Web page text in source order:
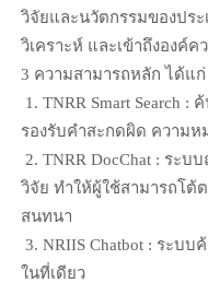
วิจัยและนวัตกรรมของปร
วิเคราะห์ และเข้าถึงองค์
3 ความสามารถหลัก ได้แก่
1. TNRR Smart Search
รองรับคำสะกดผิด ความห
2. TNRR DocChat : ระ
วิจัย ทำให้ผู้ใช้สามารถโ
สนทนา
3. NRIIS Chatbot : ระบ
ในที่เดียว